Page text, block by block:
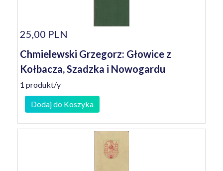
25,00 PLN
Chmielewski Grzegorz: Głowice z
Kołbacza, Szadzka i Nowogardu
1 produkt/y
Dodaj do Koszyka